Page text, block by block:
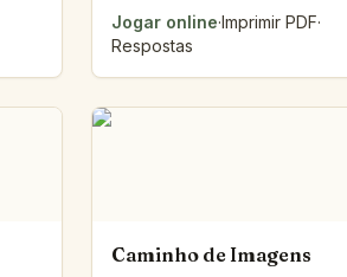
Jogar online·Imprimir PDF·
Respostas
Caminho de Imagens